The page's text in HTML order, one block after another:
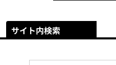
サイト内検索